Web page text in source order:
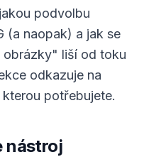
podvolbu
(a naopak) a jak se
obrázky" liší od toku
odkazuje na
potřebujete.
nástroj